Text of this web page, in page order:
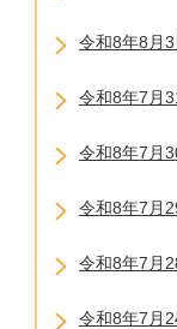
令和8年8月
令和8年7月
令和8年7月
令和8年7月
令和8年7月
令和8年7月